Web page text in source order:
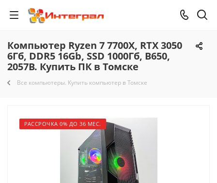
Компьютер Ryzen 7 7700X, RTX 3050
6Гб, DDR5 16Gb, SSD 1000Гб, B650,
2057B. Купить ПК в Томске
Все компьютеры. Купить компьютер в Томске
РАССРОЧКА 0% ДО 36 МЕС.